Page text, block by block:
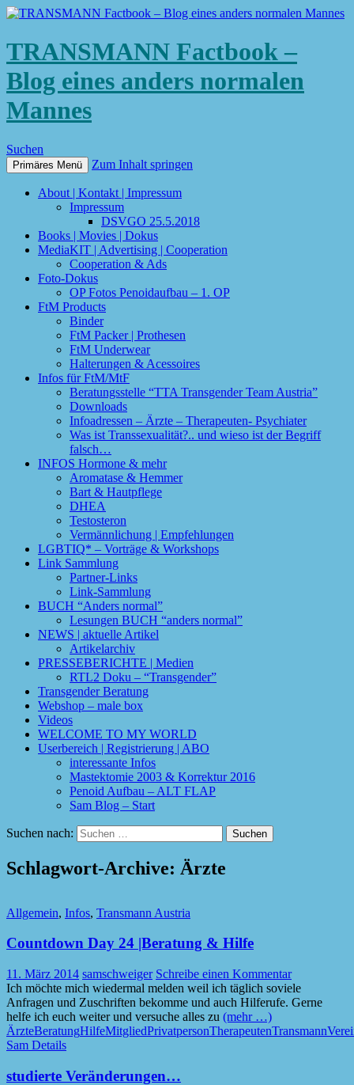
TRANSMANN Factbook –
Blog eines anders normalen
Mannes
Suchen
Primäres Menü Zum Inhalt springen
About | Kontakt | Impressum
Impressum
DSVGO 25.5.2018
Books | Movies | Dokus
MediaKIT | Advertising | Cooperation
Cooperation & Ads
Foto-Dokus
OP Fotos Penoidaufbau – 1. OP
FtM Products
Binder
FtM Packer | Prothesen
FtM Underwear
Halterungen & Acessoires
Infos für FtM/MtF
Beratungsstelle “TTA Transgender Team Austria”
Downloads
Infoadressen – Ärzte – Therapeuten- Psychiater
Was ist Transsexualität?.. und wieso ist der Begriff
falsch…
INFOS Hormone & mehr
Aromatase & Hemmer
Bart & Hautpflege
DHEA
Testosteron
Vermännlichung | Empfehlungen
LGBTIQ* – Vorträge & Workshops
Link Sammlung
Partner-Links
Link-Sammlung
BUCH “Anders normal”
Lesungen BUCH “anders normal”
NEWS | aktuelle Artikel
Artikelarchiv
PRESSEBERICHTE | Medien
RTL2 Doku – “Transgender”
Transgender Beratung
Webshop – male box
Videos
WELCOME TO MY WORLD
Userbereich | Registrierung | ABO
interessante Infos
Mastektomie 2003 & Korrektur 2016
Penoid Aufbau – ALT FLAP
Sam Blog – Start
Suchen nach:
Schlagwort-Archive: Ärzte
Allgemein, Infos, Transmann Austria
Countdown Day 24 |Beratung & Hilfe
11. März 2014 samschweiger Schreibe einen Kommentar
Ich möchte mich wiedermal melden weil ich täglich soviele
Anfragen und Zuschriften bekomme und auch Hilferufe. Gerne
helfe ich euch weiter und versuche alles zu (mehr …)
ÄrzteBeratungHilfeMitgliedPrivatpersonTherapeutenTransmann
Sam Details
studierte Veränderungen…